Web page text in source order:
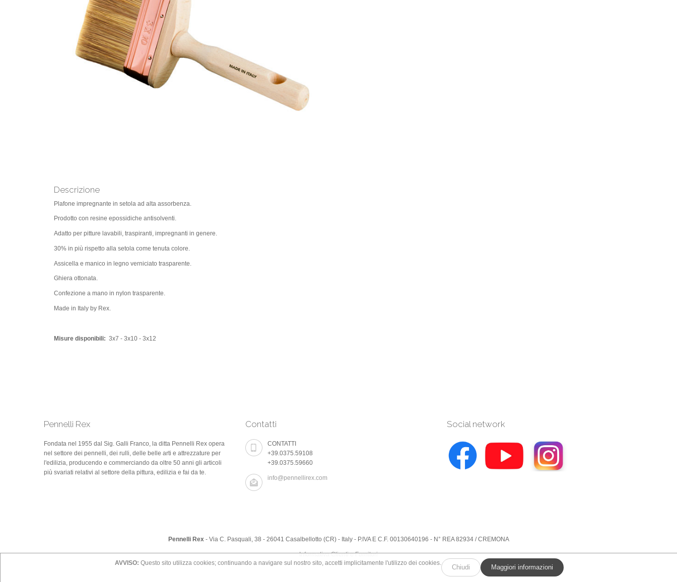
Descrizione
Plafone impregnante in setola ad alta assorbenza.
Prodotto con resine epossidiche antisolventi.
Adatto per pitture lavabili, traspiranti, impregnanti in genere.
30% in più rispetto alla setola come tenuta colore.
Assicella e manico in legno verniciato trasparente.
Ghiera ottonata.
Confezione a mano in nylon trasparente.
Made in Italy by Rex.
Misure disponibili: 3x7 - 3x10 - 3x12
Pennelli Rex
Fondata nel 1955 dal Sig. Galli Franco, la ditta Pennelli Rex opera
nel settore dei pennelli, dei rulli, delle belle arti e attrezzature per
l'edilizia, producendo e commerciando da oltre 50 anni gli articoli
più svariati relativi al settore della pittura, edilizia e fai da te.
Contatti
CONTATTI
+39.0375.59108
+39.0375.59660
info@pennellirex.com
Social network
Pennelli Rex- Via C. Pasquali, 38 - 26041 Casalbellotto (CR) - Italy - P.IVA E C.F. 00130640196 - N° REA 82934 / CREMONA
Informativa Clienti e Fornitori
AVVISO: Questo sito utilizza cookies; continuando a navigare sul nostro sito, accetti implicitamente l'utilizzo dei cookies.
Chiudi Maggiori informazioni